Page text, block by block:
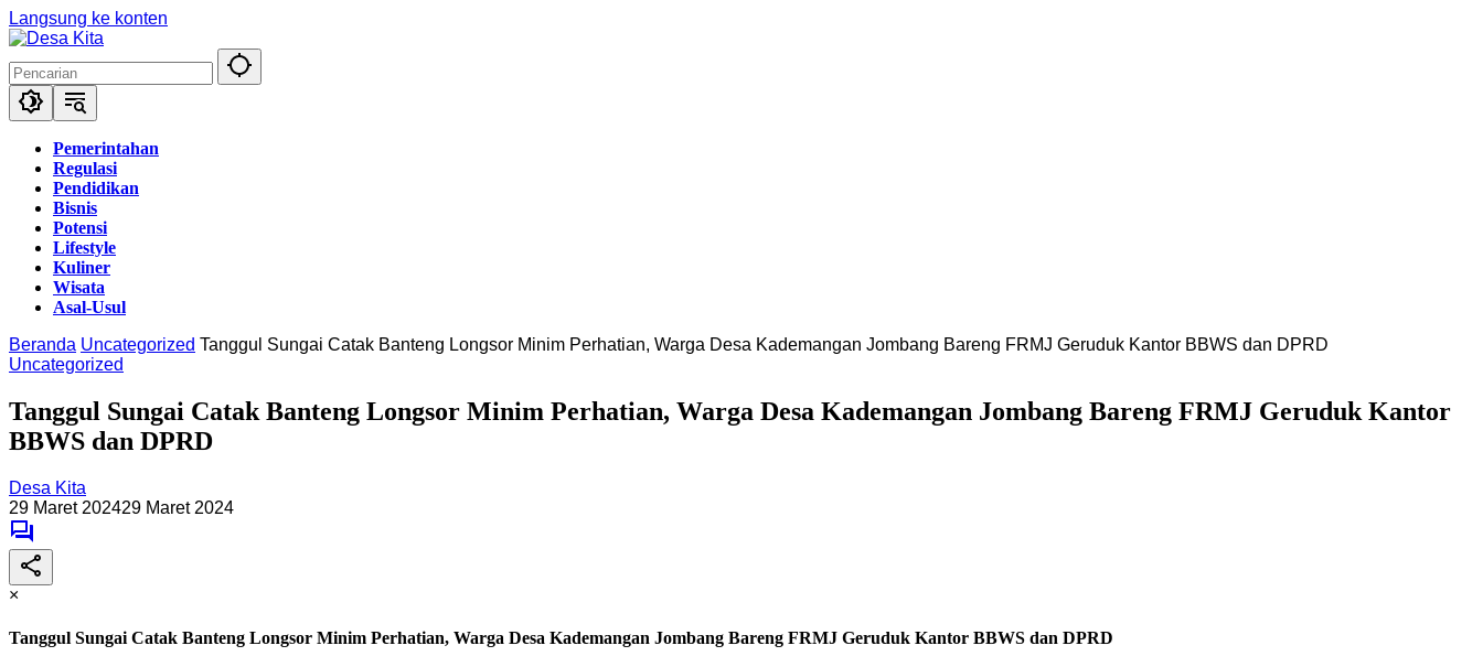
Langsung ke konten
Pemerintahan
Regulasi
Pendidikan
Bisnis
Potensi
Lifestyle
Kuliner
Wisata
Asal-Usul
Beranda Uncategorized Tanggul Sungai Catak Banteng Longsor Minim Perhatian, Warga Desa Kademangan Jombang Bareng FRMJ Geruduk Kantor BBWS dan DPRD
Uncategorized
Tanggul Sungai Catak Banteng Longsor Minim Perhatian, Warga Desa Kademangan Jombang Bareng FRMJ Geruduk Kantor
BBWS dan DPRD
Desa Kita
29 Maret 202429 Maret 2024
×
Tanggul Sungai Catak Banteng Longsor Minim Perhatian, Warga Desa Kademangan Jombang Bareng FRMJ Geruduk Kantor BBWS dan DPRD